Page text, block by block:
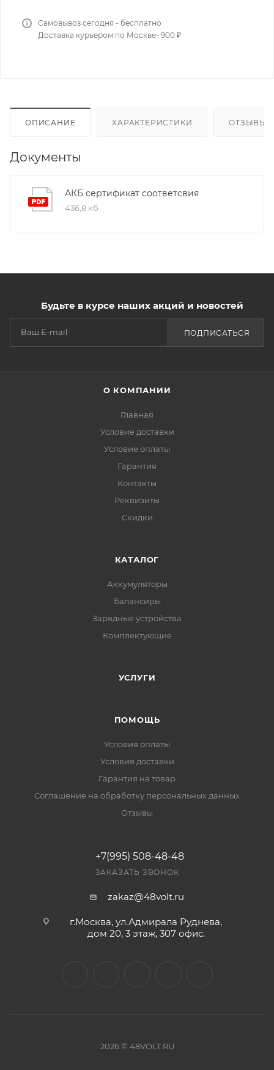
Самовывоз сегодня - бесплатно
Доставка курьером по Москве- 900 ₽
ОПИСАНИЕ ХАРАКТЕРИСТИКИ ОТЗЫВЫ
Документы
АКБ сертификат соответсвия
436,8 кб
Будьте в курсе наших акций и новостей
ПОДПИСАТЬСЯ
О КОМПАНИИ
Главная
Условие доставки
Условие оплаты
Гарантия
Контакты
Реквизиты
Скидки
КАТАЛОГ
Аккумуляторы
Балансиры
Зарядные устройства
Комплектующие
УСЛУГИ
ПОМОЩЬ
Условия оплаты
Условия доставки
Гарантия на товар
Соглашение на обработку персональных данных
Отзывы
+7(995) 508-48-48
ЗАКАЗАТЬ ЗВОНОК
zakaz@48volt.ru
г.Москва, ул.Адмирала Руднева,
дом 20, 3 этаж, 307 офис.
2026 © 48VOLT.RU